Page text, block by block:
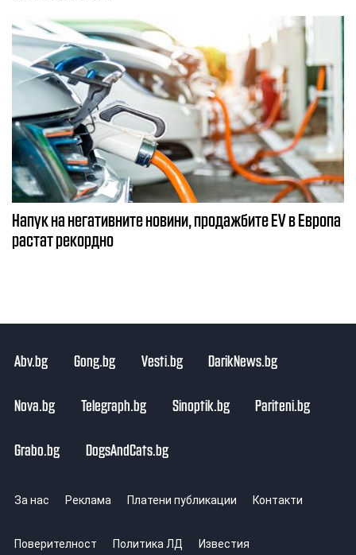
Напук на негативните новини, продажбите EV в Европа
растат рекордно
Abv.bg Gong.bg Vesti.bg DarikNews.bg
Nova.bg Telegraph.bg Sinoptik.bg Pariteni.bg
Grabo.bg DogsAndCats.bg
За нас Реклама Платени публикации Контакти
Поверителност Политика ЛД Известия